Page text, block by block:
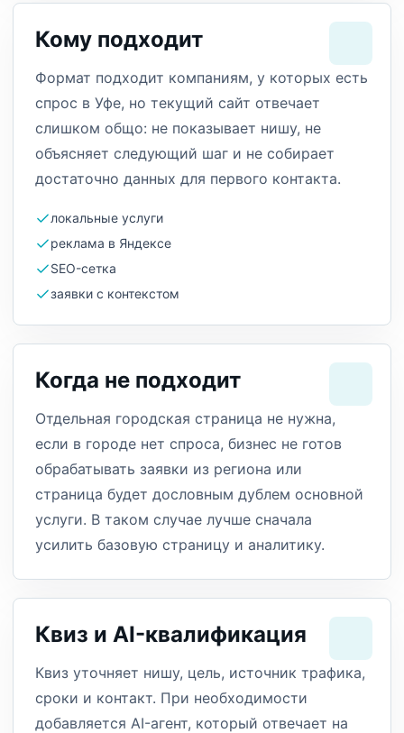
Кому подходит
Формат подходит компаниям, у которых есть
спрос в Уфе, но текущий сайт отвечает
слишком общо: не показывает нишу, не
объясняет следующий шаг и не собирает
достаточно данных для первого контакта.
локальные услуги
реклама в Яндексе
SEO-сетка
заявки с контекстом
Когда не подходит
Отдельная городская страница не нужна,
если в городе нет спроса, бизнес не готов
обрабатывать заявки из региона или
страница будет дословным дублем основной
услуги. В таком случае лучше сначала
усилить базовую страницу и аналитику.
Квиз и AI-квалификация
Квиз уточняет нишу, цель, источник трафика,
сроки и контакт. При необходимости
добавляется AI-агент, который отвечает на